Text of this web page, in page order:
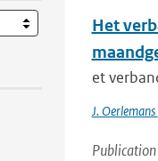
Het
et
J. Oerlemans
Publication